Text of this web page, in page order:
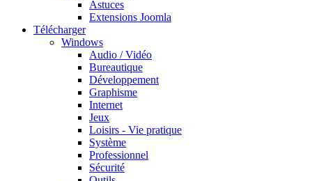
Astuces
Extensions Joomla
Télécharger
Windows
Audio / Vidéo
Bureautique
Développement
Graphisme
Internet
Jeux
Loisirs - Vie pratique
Système
Professionnel
Sécurité